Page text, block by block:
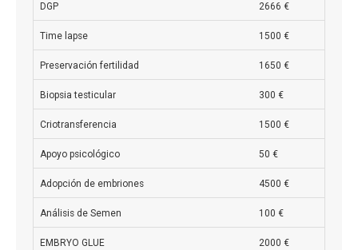
DGP 2666 €
Time lapse 1500 €
Preservación fertilidad 1650 €
Biopsia testicular 300 €
Criotransferencia 1500 €
Apoyo psicológico 50 €
Adopción de embriones 4500 €
Análisis de Semen 100 €
EMBRYO GLUE 2000 €